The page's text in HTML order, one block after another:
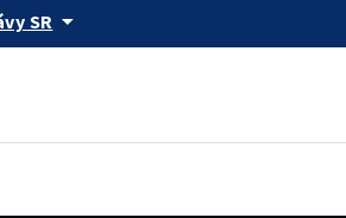
SR arrow_drop_down